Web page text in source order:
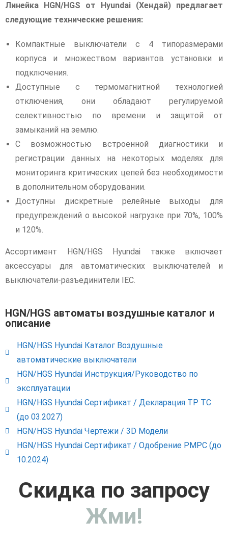
Линейка HGN/HGS от Hyundai (Хендай) предлагает
следующие технические решения:
Компактные выключатели с 4 типоразмерами
корпуса и множеством вариантов установки и
подключения.
Доступные с термомагнитной технологией
отключения, они обладают регулируемой
селективностью по времени и защитой от
замыканий на землю.
С возможностью встроенной диагностики и
регистрации данных на некоторых моделях для
мониторинга критических цепей без необходимости
в дополнительном оборудовании.
Доступны дискретные релейные выходы для
предупреждений о высокой нагрузке при 70%, 100%
и 120%.
Ассортимент HGN/HGS Hyundai также включает
аксессуары для автоматических выключателей и
выключатели-разъединители IEC.
HGN/HGS автоматы воздушные каталог и
описание
HGN/HGS Hyundai Каталог Воздушные
автоматические выключатели
HGN/HGS Hyundai Инструкция/Руководство по
эксплуатации
HGN/HGS Hyundai Сертификат / Декларация ТР ТС
(до 03.2027)
HGN/HGS Hyundai Чертежи / 3D Модели
HGN/HGS Hyundai Сертификат / Одобрение РМРС (до
10.2024)
Скидка по запросу
Жми!